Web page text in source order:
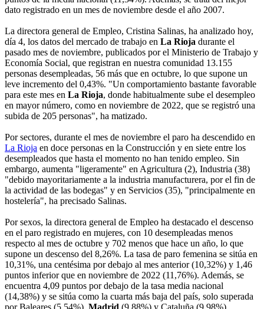
dato registrado en un mes de noviembre desde el año 2007.
La directora general de Empleo, Cristina Salinas, ha analizado hoy,
día 4, los datos del mercado de trabajo en La Rioja durante el
pasado mes de noviembre, publicados por el Ministerio de Trabajo y
Economía Social, que registran en nuestra comunidad 13.155
personas desempleadas, 56 más que en octubre, lo que supone un
leve incremento del 0,43%. "Un comportamiento bastante favorable
para este mes en La Rioja, donde habitualmente sube el desempleo
en mayor número, como en noviembre de 2022, que se registró una
subida de 205 personas", ha matizado.
Por sectores, durante el mes de noviembre el paro ha descendido en
La Rioja en doce personas en la Construcción y en siete entre los
desempleados que hasta el momento no han tenido empleo. Sin
embargo, aumenta "ligeramente" en Agricultura (2), Industria (38)
"debido mayoritariamente a la industria manufacturera, por el fin de
la actividad de las bodegas" y en Servicios (35), "principalmente en
hostelería", ha precisado Salinas.
Por sexos, la directora general de Empleo ha destacado el descenso
en el paro registrado en mujeres, con 10 desempleadas menos
respecto al mes de octubre y 702 menos que hace un año, lo que
supone un descenso del 8,26%. La tasa de paro femenina se sitúa en
10,31%, una centésima por debajo al mes anterior (10,32%) y 1,46
puntos inferior que en noviembre de 2022 (11,76%). Además, se
encuentra 4,09 puntos por debajo de la tasa media nacional
(14,38%) y se sitúa como la cuarta más baja del país, solo superada